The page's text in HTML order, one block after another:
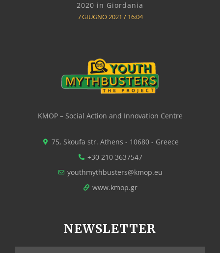
2020 in Giordania
7 GIUGNO 2021 16:04
KMOP – Social Action and Innovation Centre
75, Skoufa str. Athens - 10680 - Greece
+30 210 3637547
youthmythbusters@kmop.eu
www.kmop.gr
NEWSLETTER